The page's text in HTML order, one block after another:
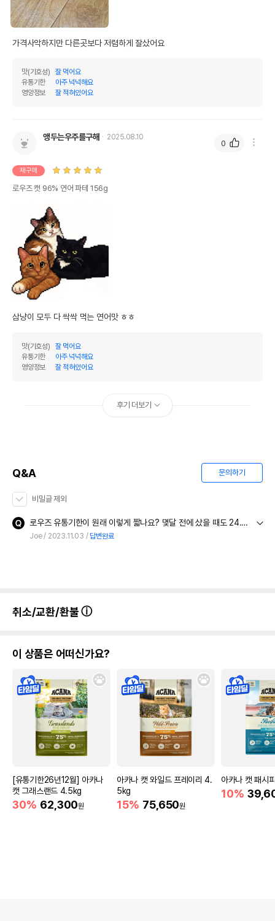
가격사악하지만 다른곳보다 저렴하게 잘샀어요
맛(기호성)
잘 먹어요
유통기한
아주 넉넉해요
영양정보
잘 적혀있어요
앵두는우주를구해 2025.08.10
재구매
로우즈 캣 96% 연어 파테 156g
삼냥이 모두 다 싹싹 먹는 연어맛 ㅎㅎ
맛(기호성)
잘 먹어요
유통기한
아주 넉넉해요
영양정보
잘 적혀있어요
0
후기 더보기
Q&A 문의하기
비밀글 제외
로우즈 유통기한이 원래 이렇게 짧나요? 몇달 전에 샀을 때도 24.10까지 였는데 이번에도 그렇네요ㅜ 보통 제조일로부터 3년 인데, 그럼 2년전에 제조된 캔을 파는 건가요?
Joe 2023.11.03 답변완료
취소/교환/환불
이 상품은 어떠신가요?
[유통기한26년12월] 아카나
캣 그래스랜드 4.5kg
30% 62,300원
아카나 캣 와일드 프레이리 4.
5kg
15% 75,650원
아카나 캣 패시
10%